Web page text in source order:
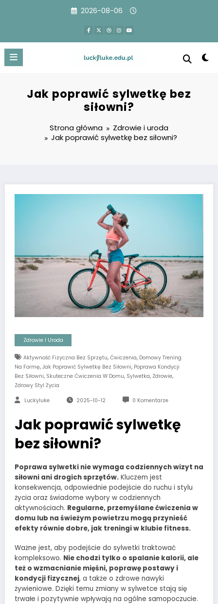
2026-08-06
Jak poprawić sylwetkę bez
siłowni?
Strona główna
Zdrowie i uroda
Jak poprawić sylwetkę bez siłowni?
Zdrowie I Uroda
Aktywność Fizyczna Bez Sprzętu, Ćwiczenia, Domowy Trening
Na Formę, Jak Poprawić Sylwetkę Bez Siłowni, Poprawa Kondycji
Bez Siłowni, Skuteczne Ćwiczenia W Domu, Sylwetka, Zdrowie,
Zdrowy Styl Życia
Luckyluke 2025-10-12 0 Komentarze
Jak poprawić sylwetkę
bez siłowni?
Poprawa sylwetki nie wymaga codziennych wizyt na
siłowni ani drogich sprzętów. Kluczem jest
konsekwencja, odpowiednie podejście do ruchu i stylu
życia oraz świadome wybory w codziennych
aktywnościach. Regularne, przemyślane ćwiczenia w
domu lub na świeżym powietrzu mogą przynieść
efekty równie dobre, jak treningi w klubie fitness.
Ważne jest, aby podejście do sylwetki traktować
kompleksowo. Nie chodzi tylko o spalanie kalorii, ale
też o wzmacnianie mięśni, poprawę postawy i
kondycji fizycznej, a także o zdrowe nawyki
żywieniowe. Dzięki temu zmiany w sylwetce stają się
trwałe i pozytywnie wpływają na ogólne samopoczucie.